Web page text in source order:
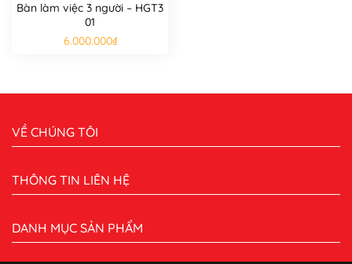
Bàn làm việc 3 người – HGT3
01
6.000.000₫
VỀ CHÚNG TÔI
THÔNG TIN LIÊN HỆ
DANH MỤC SẢN PHẨM